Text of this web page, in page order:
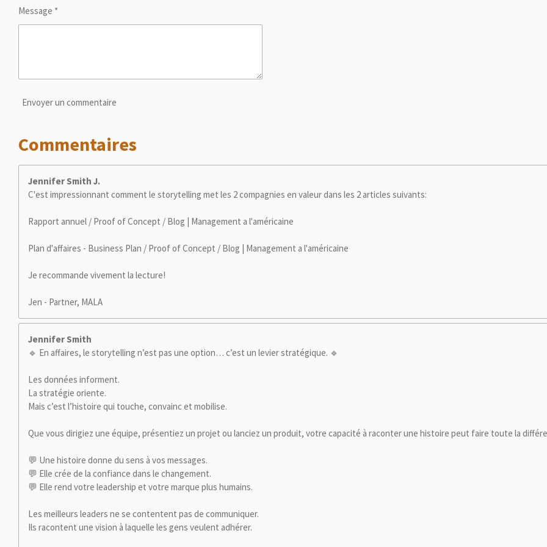
Message *
Envoyer un commentaire
Commentaires
Jennifer Smith J.
C'est impressionnant comment le storytelling met les 2 compagnies en valeur dans les 2 articles suivants:
Rapport annuel / Proof of Concept / Blog | Management a l'américaine
Plan d'affaires - Business Plan / Proof of Concept / Blog | Management a l'américaine
Je recommande vivement la lecture!
Jen - Partner, MALA
Jennifer Smith
🔹 En affaires, le storytelling n’est pas une option… c’est un levier stratégique. 🔹
Les données informent.
La stratégie oriente.
Mais c’est l’histoire qui touche, convainc et mobilise.
Que vous dirigiez une équipe, présentiez un projet ou lanciez un produit, votre capacité à raconter une histoire peut faire toute la
💬 Une histoire donne du sens à vos messages.
💬 Elle crée de la confiance dans le changement.
💬 Elle rend votre leadership et votre marque plus humains.
Les meilleurs leaders ne se contentent pas de communiquer.
Ils racontent une vision à laquelle les gens veulent adhérer.